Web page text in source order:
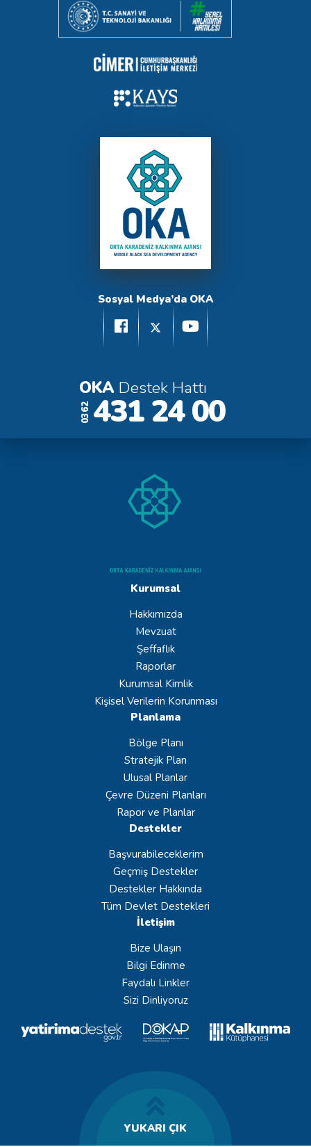
Sosyal Medya’da OKA
OKA Destek Hattı
0362 431 24 00
Kurumsal
Hakkımızda
Mevzuat
Şeffaflık
Raporlar
Kurumsal Kimlik
Kişisel Verilerin Korunması
Planlama
Bölge Planı
Stratejik Plan
Ulusal Planlar
Çevre Düzeni Planları
Rapor ve Planlar
Destekler
Başvurabileceklerim
Geçmiş Destekler
Destekler Hakkında
Tüm Devlet Destekleri
İletişim
Bize Ulaşın
Bilgi Edinme
Faydalı Linkler
Sizi Dinliyoruz
YUKARI ÇIK